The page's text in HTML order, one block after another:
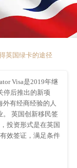
英国绿卡的途径
Visa是2019年继
停后推出的新项
外有经商经验的人
。 英国创新移民签
投资形式是在英国
效签证，满足条件